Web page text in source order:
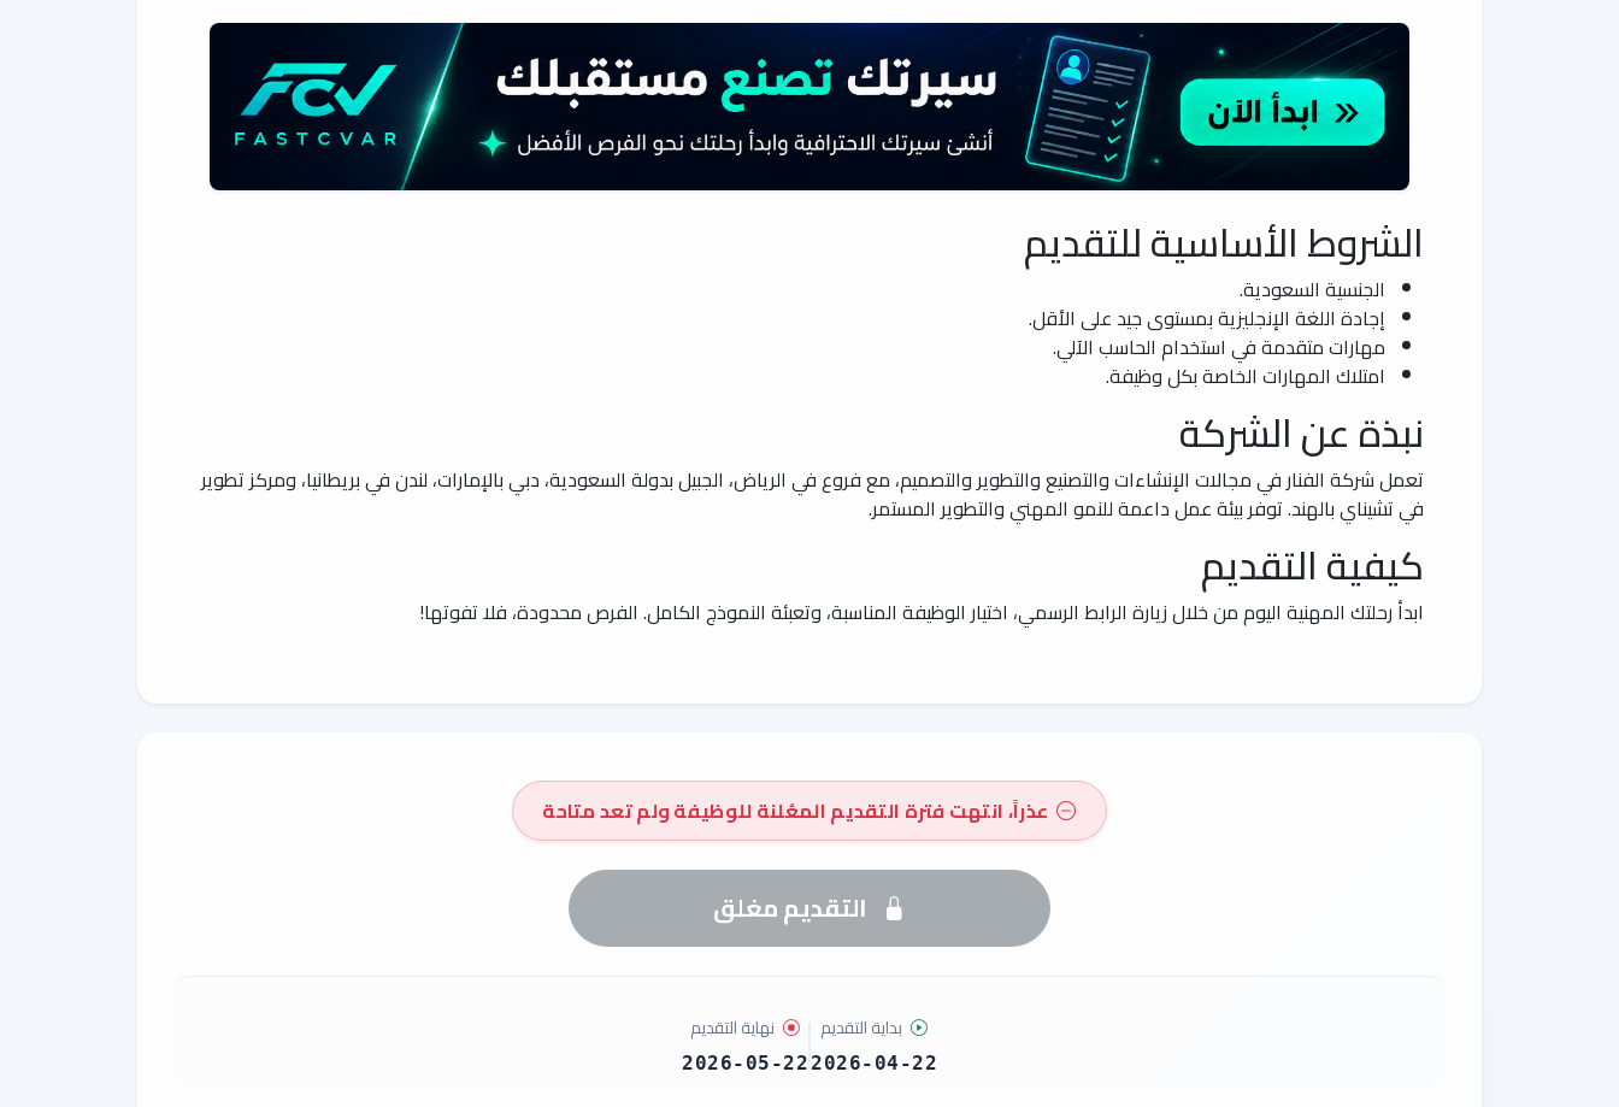
الشروط الأساسية للتقديم
الجنسية السعودية.
إجادة اللغة الإنجليزية بمستوى جيد على الأقل.
مهارات متقدمة في استخدام الحاسب الآلي.
امتلاك المهارات الخاصة بكل وظيفة.
نبذة عن الشركة
تعمل شركة الفنار في مجالات الإنشاءات والتصنيع والتطوير والتصميم، مع فروع في الرياض، الجبيل بدولة السعودية، دبي بالإمارات، لندن في بريطانيا، ومركز تطوير
في تشيناي بالهند. توفر بيئة عمل داعمة للنمو المهني والتطوير المستمر.
كيفية التقديم
ابدأ رحلتك المهنية اليوم من خلال زيارة الرابط الرسمي، اختيار الوظيفة المناسبة، وتعبئة النموذج الكامل. الفرص محدودة، فلا تفوتها!
عذراً، انتهت فترة التقديم المعُلنة للوظيفة ولم تعد متاحة
التقديم مغلق
بداية التقديم
2026-04-22
نهاية التقديم
2026-05-22